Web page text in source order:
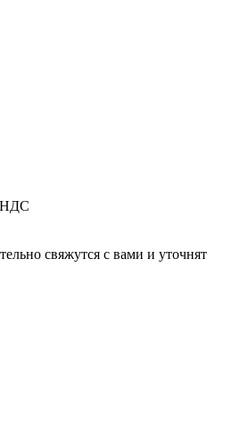
НДС
свяжутся с вами и уточнят